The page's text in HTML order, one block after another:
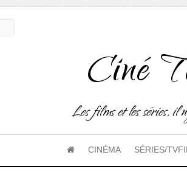
Ciné
Les films et les séries,
CINÉMA SÉRIES/